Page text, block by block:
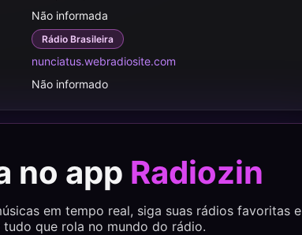
Não informada
Rádio Brasileira
nunciatus.webradiosite.com
Não informado
no app Radiozin
em tempo real, siga suas rádios favoritas e
tudo que rola no mundo do rádio.